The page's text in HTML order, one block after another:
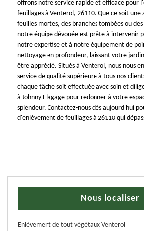
offrons notre service rapide et efficace pour
feuillages à Venterol, 26110. Que ce soit une
feuilles mortes, des branches tombées ou
notre équipe dévouée est prête à intervenir
notre expertise et à notre équipement de
nettoyage en profondeur, laissant votre
être apprécié. Situés à Venterol, nous nous
service de qualité supérieure à tous nos
chaque tâche soit effectuée avec soin et
à Johnny Elagage pour redonner à votre
splendeur. Contactez-nous dès aujourd'hui
d'enlèvement de feuillages à 26110 qui
Nous localiser
Enlèvement de tout végétaux Venterol